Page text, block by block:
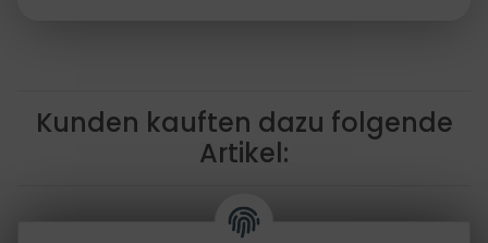
Kunden kauften dazu folgende
Artikel: